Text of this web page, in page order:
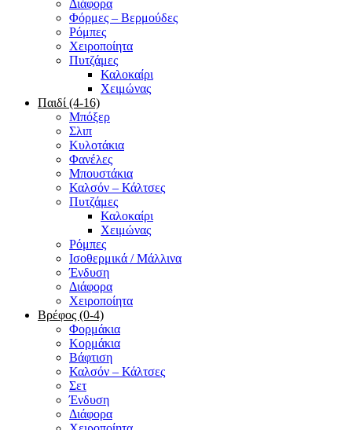
Διάφορα
Φόρμες – Βερμούδες
Ρόμπες
Χειροποίητα
Πυτζάμες
Καλοκαίρι
Χειμώνας
Παιδί (4-16)
Μπόξερ
Σλιπ
Κυλοτάκια
Φανέλες
Μπουστάκια
Καλσόν – Κάλτσες
Πυτζάμες
Καλοκαίρι
Χειμώνας
Ρόμπες
Ισοθερμικά / Μάλλινα
Ένδυση
Διάφορα
Χειροποίητα
Βρέφος (0-4)
Φορμάκια
Κορμάκια
Βάφτιση
Καλσόν – Κάλτσες
Σετ
Ένδυση
Διάφορα